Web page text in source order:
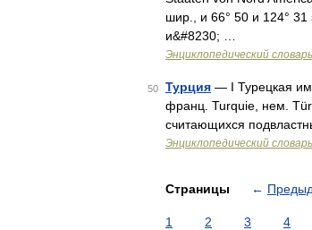
шир., и 66° 50 и 124° 31
и&#8230; …
Энциклопедический
50 Турция — I Турецкая
франц. Turquie, нем.
считающихся
Энциклопедический
Страницы ←
1 2 3 4